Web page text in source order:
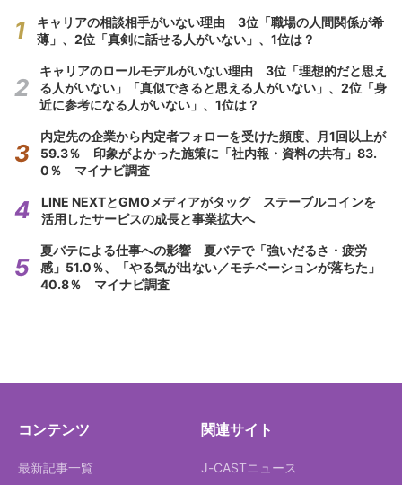
キャリアの相談相手がいない理由 3位「職場の人間関係が希
薄」、2位「真剣に話せる人がいない」、1位は？
キャリアのロールモデルがいない理由 3位「理想的だと思え
る人がいない」「真似できると思える人がいない」、2位「身
近に参考になる人がいない」、1位は？
内定先の企業から内定者フォローを受けた頻度、月1回以上が
59.3％ 印象がよかった施策に「社内報・資料の共有」83.
0％ マイナビ調査
LINE NEXTとGMOメディアがタッグ ステーブルコインを
活用したサービスの成長と事業拡大へ
夏バテによる仕事への影響 夏バテで「強いだるさ・疲労
感」51.0％、「やる気が出ない／モチベーションが落ちた」
40.8％ マイナビ調査
コンテンツ
最新記事一覧
関連サイト
J-CASTニュース